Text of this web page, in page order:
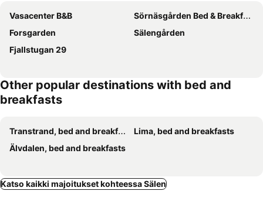
Vasacenter B&B
Sörnäsgården Bed & Breakfast
Forsgarden
Sälengården
Fjallstugan 29
Other popular destinations with bed and
breakfasts
Transtrand, bed and breakfasts
Lima, bed and breakfasts
Älvdalen, bed and breakfasts
Katso kaikki majoitukset kohteessa Sälen